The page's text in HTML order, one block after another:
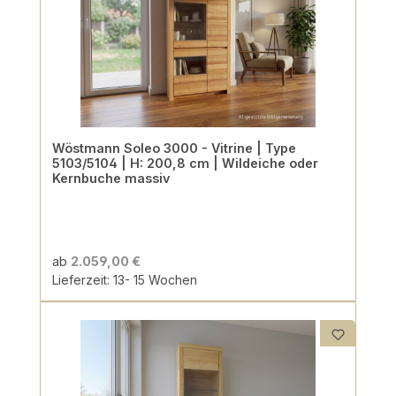
Wöstmann Soleo 3000 - Vitrine | Type
5103/5104 | H: 200,8 cm | Wildeiche oder
Kernbuche massiv
ab 2.059,00 €
Lieferzeit: 13- 15 Wochen